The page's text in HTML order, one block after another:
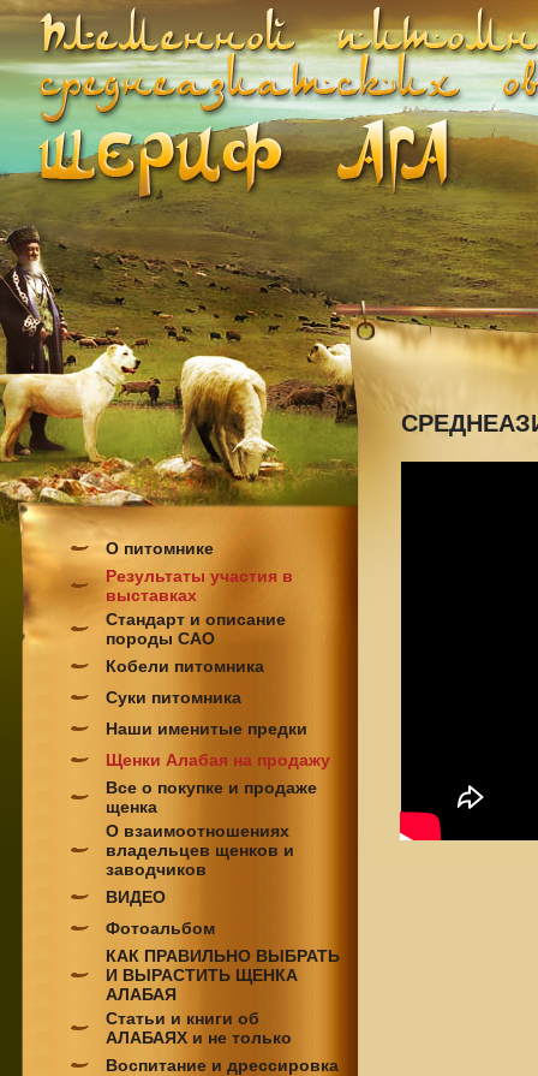
О питомнике
Результаты участия в
выставках
Стандарт и описание
породы САО
Кобели питомника
Суки питомника
Наши именитые предки
Щенки Алабая на продажу
Все о покупке и продаже
щенка
О взаимоотношениях
владельцев щенков и
заводчиков
ВИДЕО
Фотоальбом
КАК ПРАВИЛЬНО ВЫБРАТЬ
И ВЫРАСТИТЬ ЩЕНКА
АЛАБАЯ
Статьи и книги об
АЛАБАЯХ и не только
Воспитание и дрессировка